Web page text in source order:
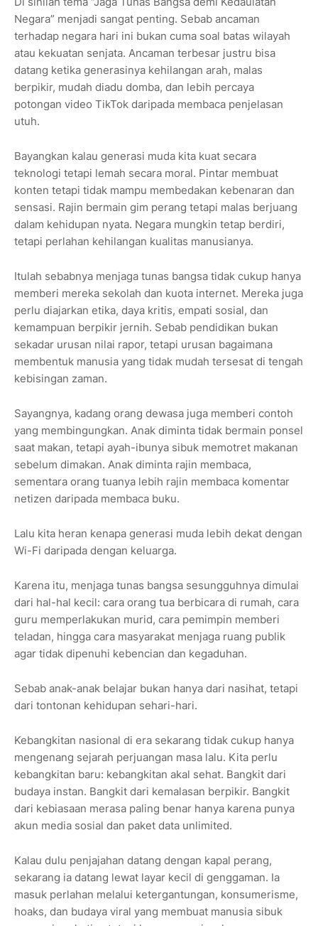
Negara” menjadi sangat penting. Sebab ancaman
terhadap negara hari ini bukan cuma soal batas wilayah
atau kekuatan senjata. Ancaman terbesar justru bisa
datang ketika generasinya kehilangan arah, malas
berpikir, mudah diadu domba, dan lebih percaya
potongan video TikTok daripada membaca penjelasan
utuh.
Bayangkan kalau generasi muda kita kuat secara
teknologi tetapi lemah secara moral. Pintar membuat
konten tetapi tidak mampu membedakan kebenaran dan
sensasi. Rajin bermain gim perang tetapi malas berjuang
dalam kehidupan nyata. Negara mungkin tetap berdiri,
tetapi perlahan kehilangan kualitas manusianya.
Itulah sebabnya menjaga tunas bangsa tidak cukup hanya
memberi mereka sekolah dan kuota internet. Mereka juga
perlu diajarkan etika, daya kritis, empati sosial, dan
kemampuan berpikir jernih. Sebab pendidikan bukan
sekadar urusan nilai rapor, tetapi urusan bagaimana
membentuk manusia yang tidak mudah tersesat di tengah
kebisingan zaman.
Sayangnya, kadang orang dewasa juga memberi contoh
yang membingungkan. Anak diminta tidak bermain ponsel
saat makan, tetapi ayah-ibunya sibuk memotret makanan
sebelum dimakan. Anak diminta rajin membaca,
sementara orang tuanya lebih rajin membaca komentar
netizen daripada membaca buku.
Lalu kita heran kenapa generasi muda lebih dekat dengan
Wi-Fi daripada dengan keluarga.
Karena itu, menjaga tunas bangsa sesungguhnya dimulai
dari hal-hal kecil: cara orang tua berbicara di rumah, cara
guru memperlakukan murid, cara pemimpin memberi
teladan, hingga cara masyarakat menjaga ruang publik
agar tidak dipenuhi kebencian dan kegaduhan.
Sebab anak-anak belajar bukan hanya dari nasihat, tetapi
dari tontonan kehidupan sehari-hari.
Kebangkitan nasional di era sekarang tidak cukup hanya
mengenang sejarah perjuangan masa lalu. Kita perlu
kebangkitan baru: kebangkitan akal sehat. Bangkit dari
budaya instan. Bangkit dari kemalasan berpikir. Bangkit
dari kebiasaan merasa paling benar hanya karena punya
akun media sosial dan paket data unlimited.
Kalau dulu penjajahan datang dengan kapal perang,
sekarang ia datang lewat layar kecil di genggaman. Ia
masuk perlahan melalui ketergantungan, konsumerisme,
hoaks, dan budaya viral yang membuat manusia sibuk